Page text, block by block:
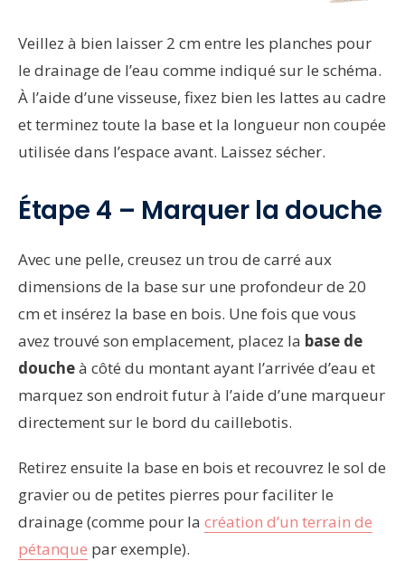
Veillez à bien laisser 2 cm entre les planches pour
le drainage de l’eau comme indiqué sur le schéma.
À l’aide d’une visseuse, fixez bien les lattes au cadre
et terminez toute la base et la longueur non coupée
utilisée dans l’espace avant. Laissez sécher.
Étape 4 – Marquer la douche
Avec une pelle, creusez un trou de carré aux
dimensions de la base sur une profondeur de 20
cm et insérez la base en bois. Une fois que vous
avez trouvé son emplacement, placez la base de
doucheà côté du montant ayant l’arrivée d’eau et
marquez son endroit futur à l’aide d’une marqueur
directement sur le bord du caillebotis.
Retirez ensuite la base en bois et recouvrez le sol de
gravier ou de petites pierres pour faciliter le
drainage (comme pour la création d’un terrain de
pétanque par exemple).